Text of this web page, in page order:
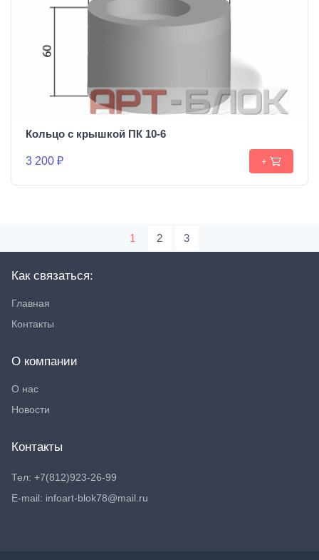
Кольцо с крышкой ПК 10-6
3 200 ₽ +
1 2 3
Как связаться:
Главная
Контакты
О компании
О нас
Новости
Контакты
Тел: +7(812)923-26-99
E-mail: infoart-blok78@mail.ru